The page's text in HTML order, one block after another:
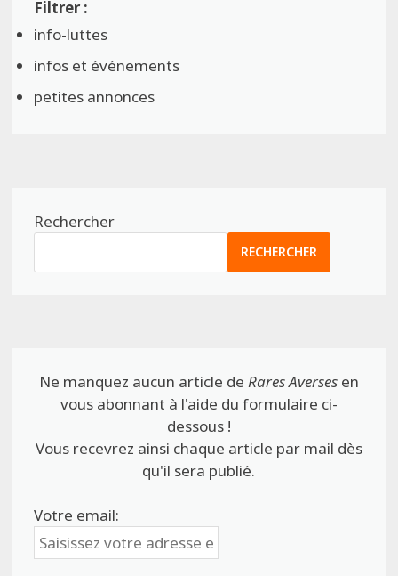
info-luttes
infos et événements
petites annonces
Rechercher
RECHERCHER
Ne manquez aucun article de Rares Aversesen
vous abonnant à l'aide du formulaire ci-
dessous !
Vous recevrez ainsi chaque article par mail dès
qu'il sera publié.
Votre email: